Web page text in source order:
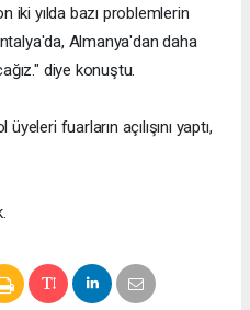
iki yılda bazı problemlerin
Almanya'dan daha
diye konuştu.
fuarların açılışını yaptı,